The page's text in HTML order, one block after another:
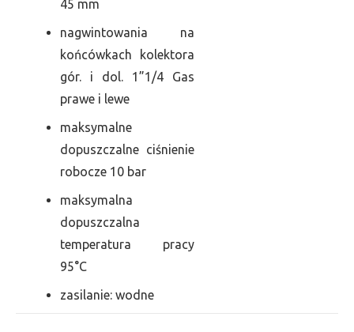
45 mm
nagwintowania na
końcówkach kolektora
gór. i dol. 1”1/4 Gas
prawe i lewe
maksymalne
dopuszczalne ciśnienie
robocze 10 bar
maksymalna
dopuszczalna
temperatura pracy
95°C
zasilanie: wodne